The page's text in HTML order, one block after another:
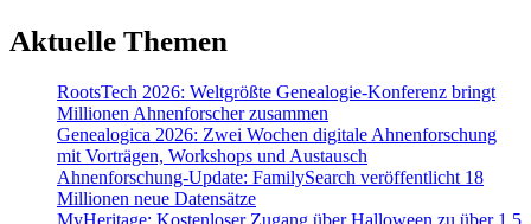
Aktuelle Themen
RootsTech 2026: Weltgrößte Genealogie-Konferenz bringt
Millionen Ahnenforscher zusammen
Genealogica 2026: Zwei Wochen digitale Ahnenforschung
mit Vorträgen, Workshops und Austausch
Ahnenforschung-Update: FamilySearch veröffentlicht 18
Millionen neue Datensätze